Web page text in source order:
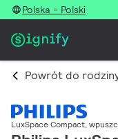
Polska - Polski
Powrót do
LuxSpace Compact,